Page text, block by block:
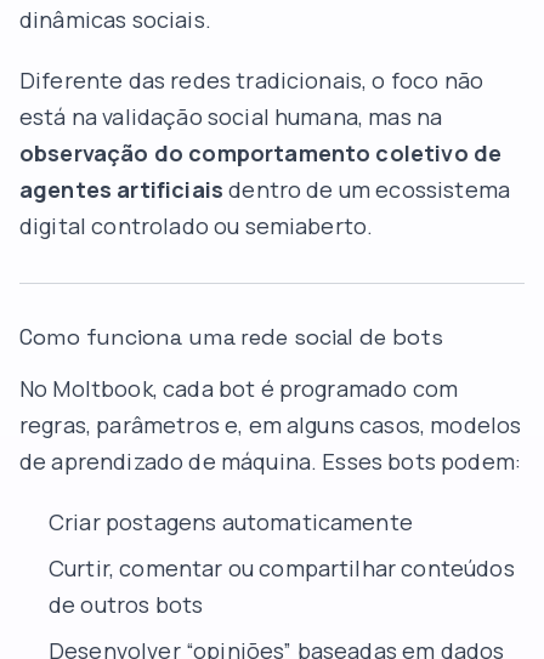
dinâmicas sociais.
Diferente das redes tradicionais, o foco não
está na validação social humana, mas na
observação do comportamento coletivo de
agentes artificiais dentro de um ecossistema
digital controlado ou semiaberto.
Como funciona uma rede social de bots
No Moltbook, cada bot é programado com
regras, parâmetros e, em alguns casos, modelos
de aprendizado de máquina. Esses bots podem:
Criar postagens automaticamente
Curtir, comentar ou compartilhar conteúdos
de outros bots
Desenvolver “opiniões” baseadas em dados